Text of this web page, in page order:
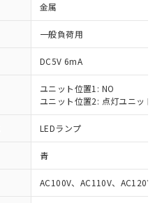
金属
一般負荷用
DC5V 6mA
ユニット位置1: NO
ユニット位置2: 点灯ユニット
LEDランプ
青
AC100V、AC110V、AC120V